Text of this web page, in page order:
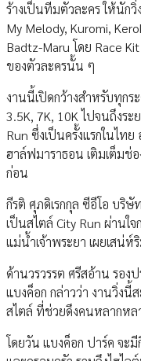
ร้างเป็นทีมตัวละคร ให้นัก
My Melody, Kuromi,
Badtz-Maru โดย Race
ของตัวละครนั้น ๆ
งานนี้เปิดกว้างสำหรับทุกร
3.5K, 7K, 10K ไปจนถึงระ
Run ซึ่งเป็นครั้งแรกในไท
ฮาล์ฟมาราธอน เติมเต็มช่
ก่อน
กีรติ ศุภดิเรกกุล ซีอีโอ บริ
เป็นสไตล์ City Run ผ่านใ
แม่น้ำเจ้าพระยา เผยเสน่
ด้านวรวรรต ศรีสอ้าน รอง
แบงค็อก กล่าวว่า งานวิ่ง
สไตล์ ที่ช่วยดึงคนหลากห
โดยวัน แบงค็อก ปาร์ค จะ